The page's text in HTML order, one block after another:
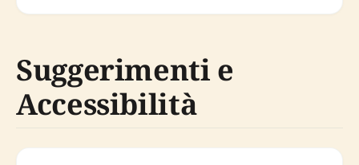
Suggerimenti e
Accessibilità